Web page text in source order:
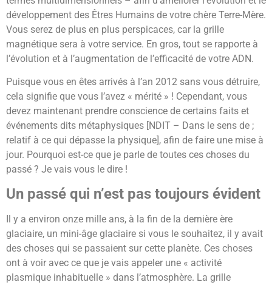
développement des Êtres Humains de votre chère Terre-Mère.
Vous serez de plus en plus perspicaces, car la grille
magnétique sera à votre service. En gros, tout se rapporte à
l’évolution et à l’augmentation de l’efficacité de votre ADN.
Puisque vous en êtes arrivés à l’an 2012 sans vous détruire,
cela signifie que vous l’avez « mérité » ! Cependant, vous
devez maintenant prendre conscience de certains faits et
événements dits métaphysiques [NDIT – Dans le sens de ;
relatif à ce qui dépasse la physique], afin de faire une mise à
jour. Pourquoi est-ce que je parle de toutes ces choses du
passé ? Je vais vous le dire !
Un passé qui n’est pas toujours évident
Il y a environ onze mille ans, à la fin de la dernière ère
glaciaire, un mini-âge glaciaire si vous le souhaitez, il y avait
des choses qui se passaient sur cette planète. Ces choses
ont à voir avec ce que je vais appeler une « activité
plasmique inhabituelle » dans l’atmosphère. La grille